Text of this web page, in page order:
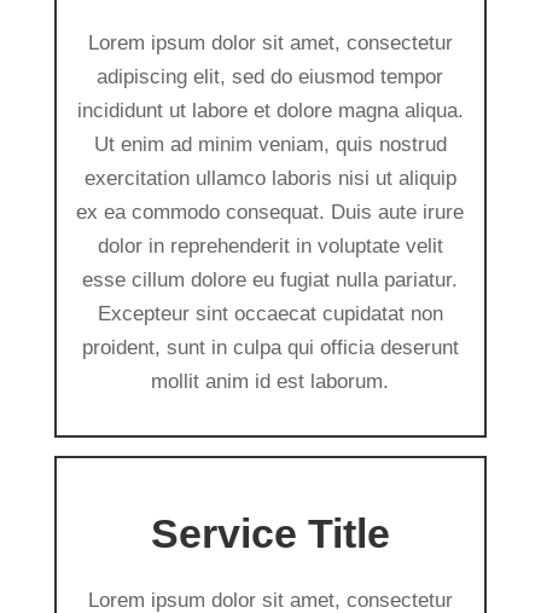
Lorem ipsum dolor sit amet, consectetur
adipiscing elit, sed do eiusmod tempor
incididunt ut labore et dolore magna aliqua.
Ut enim ad minim veniam, quis nostrud
exercitation ullamco laboris nisi ut aliquip
ex ea commodo consequat. Duis aute irure
dolor in reprehenderit in voluptate velit
esse cillum dolore eu fugiat nulla pariatur.
Excepteur sint occaecat cupidatat non
proident, sunt in culpa qui officia deserunt
mollit anim id est laborum.
Service Title
Lorem ipsum dolor sit amet, consectetur